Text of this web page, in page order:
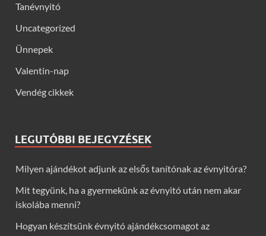
Tanévnyitó
Uncategorized
Ünnepek
Valentin-nap
Vendég cikkek
LEGUTÓBBI BEJEGYZÉSEK
Milyen ajándékot adjunk az elsős tanítónak az évnyitóra?
Mit tegyünk, ha a gyermekünk az évnyitó után nem akar
iskolába menni?
Hogyan készítsünk évnyitó ajándékcsomagot az